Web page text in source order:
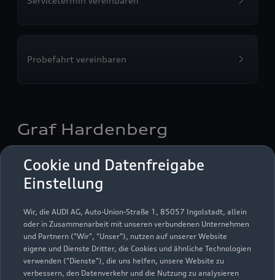
Cookie und Datenfreigabe
Einstellung
Wir, die AUDI AG, Auto-Union-Straße 1, 85057 Ingolstadt, allein
oder in Zusammenarbeit mit unseren verbundenen Unternehmen
und Partnern ("Wir", "Unser"), nutzen auf unserer Website
eigene und Dienste Dritter, die Cookies und ähnliche Technologien
verwenden ("Dienste"), die uns helfen, unsere Website zu
verbessern, den Datenverkehr und die Nutzung zu analysieren
Probefahrt vereinbaren
Graf Hardenberg